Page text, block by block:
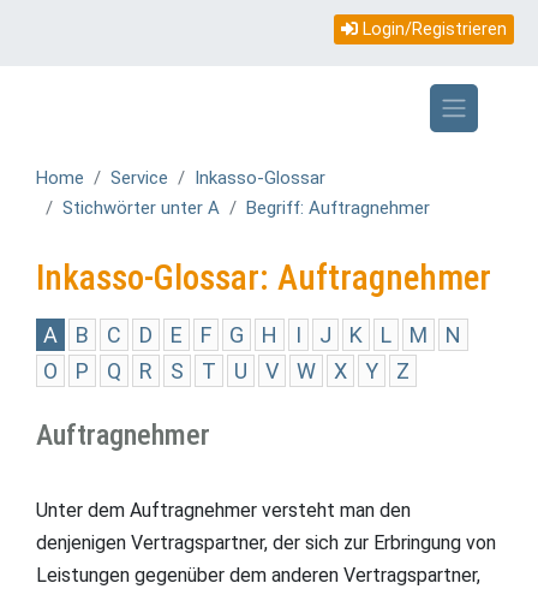
Login/Registrieren
Home Service
Inkasso-Glossar
Stichwörter unter A
Begriff: Auftragnehmer
Inkasso-Glossar: Auftragnehmer
A B C D E F G H I J K L M
N
O
P Q R S T U V W X Y Z
Auftragnehmer
Unter dem Auftragnehmer versteht man den
denjenigen Vertragspartner, der sich zur Erbringung von
Leistungen gegenüber dem anderen Vertragspartner,